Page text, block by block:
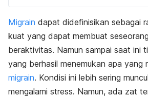
Migrain dapat didefinisikan sebagai
kuat yang dapat membuat
beraktivitas. Namun sampai saat ini
yang berhasil menemukan apa yang
migrain. Kondisi ini lebih sering
mengalami stress. Namun, ada zat